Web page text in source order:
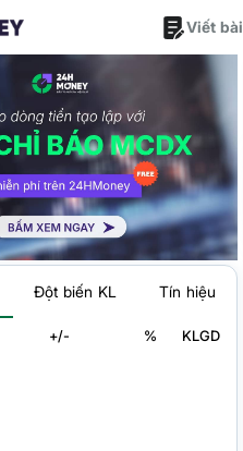
Viết bài
Đột biến KL Tín hiệu
+/- % KLGD